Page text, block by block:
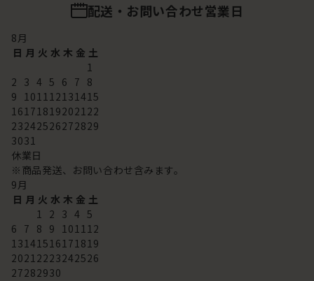
配送・お問い合わせ営業日
8 月
日 月 火 水 木 金 土
1
2 3 4 5 6 7 8
9
10 11 12 13 14 15
16 17 18 192021 22
23242526272829
3031
休業日
※商品発送、お問い合わせ含みます。
9 月
日 月 火 水 木 金 土
1
2 3 4 5
6 7 8 9 10 11 12
13 14 15 16 17 18 19
2021 2223242526
27282930